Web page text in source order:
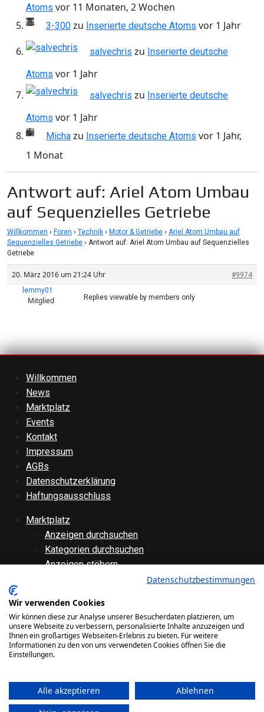
Atoms vor 11 Monaten, 2 Wochen
3-300 zu Inserierte deutsche Atoms vor 1 Jahr
salvechris zu Inserierte deutsche
Atoms vor 1 Jahr
salvechris zu Inserierte deutsche
Atoms vor 1 Jahr
Micha zu Inserierte deutsche Atoms vor 1 Jahr,
1 Monat
Antwort auf: Ariel Atom Umbau
auf Sequenzielles Getriebe
Willkommen › Foren › Technik › Motor & Getriebe › Ariel Atom Umbau auf
Sequenzielles Getriebe › Antwort auf: Ariel Atom Umbau auf Sequenzielles
Getriebe
20. März 2016 um 21:24 Uhr
#9974
lemmy01
Mitglied Replies viewable by members only
Willkommen
News
Marktplatz
Events
Kontakt
Impressum
AGBs
Datenschutzerklärung
Haftungsausschluss
Marktplatz
Anzeigen durchsuchen
Kategorien durchsuchen
Anzeigen stöbern
Forenübersicht
Technik
Verschiedenes
Websiteinternes
Bilder
Videos
Datenschutzbestimmungen
Wir verwenden Cookies
Wir können diese zur Analyse unserer Besucherdaten platzieren, um
unsere Webseite zu verbessern, personalisierte Inhalte anzuzeigen und
Ihnen ein großartiges Webseiten-Erlebnis zu bieten. Für weitere
Informationen zu den von uns verwendeten Cookies öffnen Sie die
Einstellungen.
Alle akzeptieren
Ablehnen